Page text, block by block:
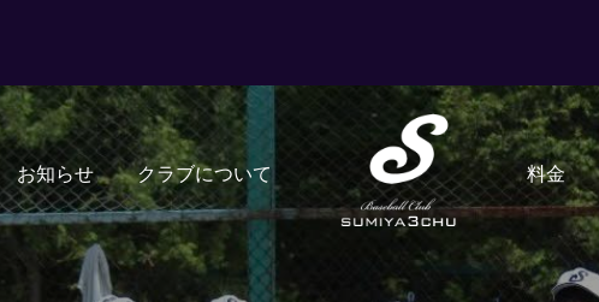
お知らせ クラブについて 料金